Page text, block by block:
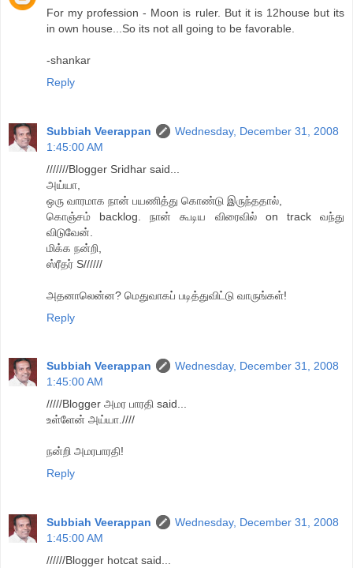
For my profession - Moon is ruler. But it is 12house but its
in own house...So its not all going to be favorable.
-shankar
Reply
Subbiah Veerappan
Wednesday, December 31, 2008
1:45:00 AM
///////Blogger Sridhar said...
அய்யா,
ஒரு வாரமாக நான் பயணித்து கொண்டு இருந்ததால்,
கொஞ்சம் backlog. நான் கூடிய விரைவில் on track வந்து
விடுவேன்.
மிக்க நன்றி,
ஸ்ரீதர் S//////
அதனாலென்ன? மெதுவாகப் படித்துவிட்டு வாருங்கள்!
Reply
Subbiah Veerappan
Wednesday, December 31, 2008
1:45:00 AM
/////Blogger அமர பாரதி said...
உள்ளேன் அய்யா.////
நன்றி அமரபாரதி!
Reply
Subbiah Veerappan
Wednesday, December 31, 2008
1:45:00 AM
//////Blogger hotcat said...